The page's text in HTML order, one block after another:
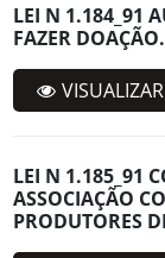
LEI N 1.184_91
FAZER DOAÇÃO.
VISUALIZAR
LEI N 1.185_91
ASSOCIAÇÃO
PRODUTORES